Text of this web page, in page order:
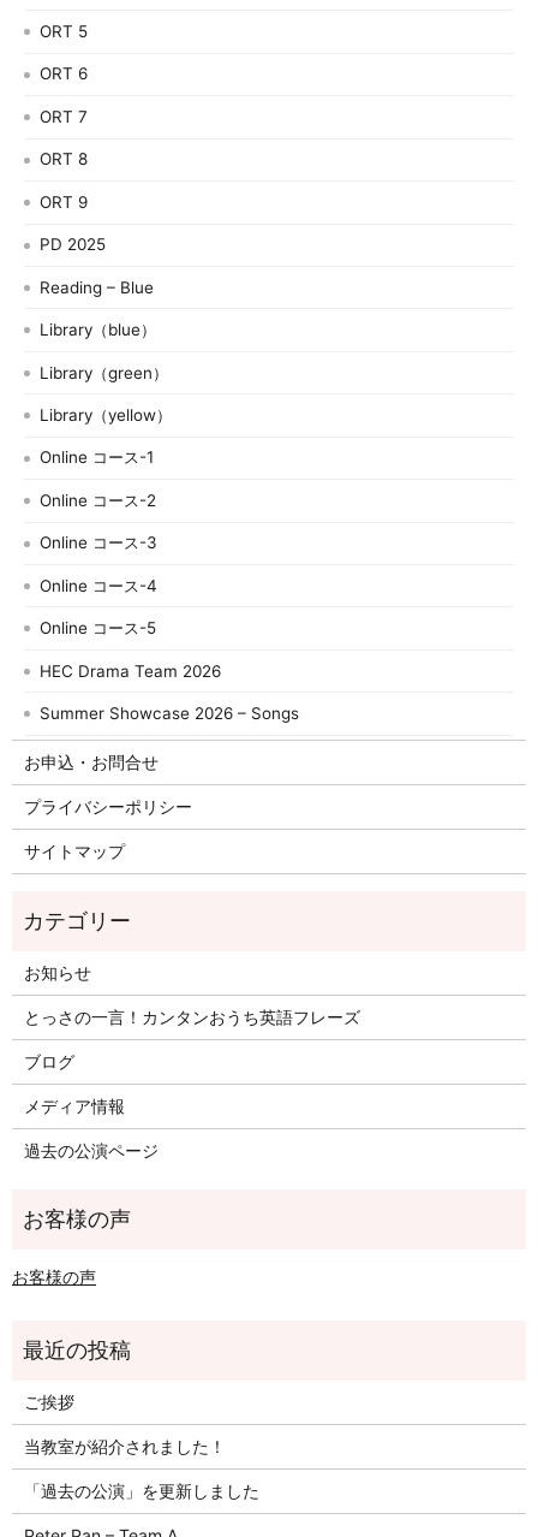
ORT 5
ORT 6
ORT 7
ORT 8
ORT 9
PD 2025
Reading – Blue
Library（blue）
Library（green）
Library（yellow）
Online コース-1
Online コース-2
Online コース-3
Online コース-4
Online コース-5
HEC Drama Team 2026
Summer Showcase 2026 – Songs
お申込・お問合せ
プライバシーポリシー
サイトマップ
お知らせ
とっさの一言！カンタンおうち英語フレーズ
ブログ
メディア情報
過去の公演ページ
お客様の声
ご挨拶
当教室が紹介されました！
「過去の公演」を更新しました